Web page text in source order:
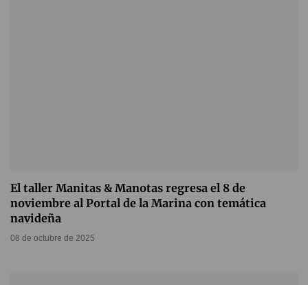
El taller Manitas & Manotas regresa el 8 de
noviembre al Portal de la Marina con temática
navideña
08 de octubre de 2025